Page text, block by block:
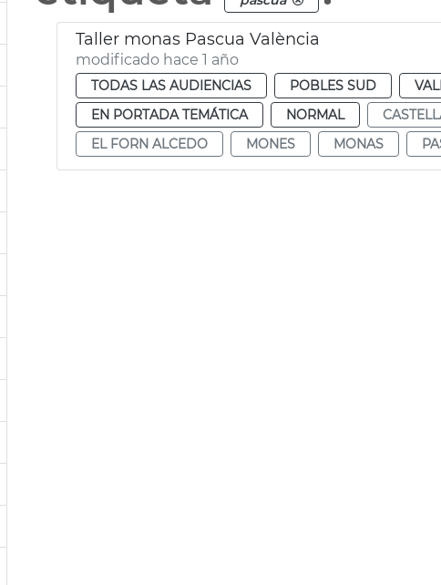
Taller monas Pascua València
modificado hace 1 año
TODAS LAS AUDIENCIAS POBLES SUD
EN PORTADA TEMÁTICA
NORMAL
EL FORN ALCEDO
MONES MONAS